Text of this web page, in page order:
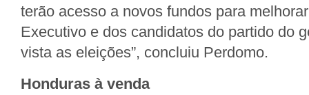
terão acesso a novos fundos para
Executivo e dos candidatos do partido do
vista as eleições”, concluiu Perdomo.
Honduras à venda